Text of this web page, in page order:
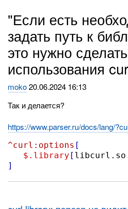
"Если есть
задать путь к
это нужно
использования
moko20.06.2024 16:13
Так и делается?
https://www.parser.ru/docs/lang/
^curl:options [
$.library [
]